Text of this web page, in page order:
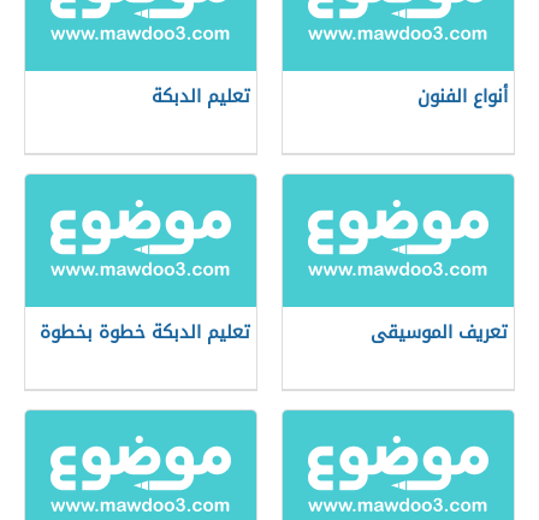
أنواع الفنون تعليم الدبكة
تعريف الموسيقى تعليم الدبكة خطوة بخطوة